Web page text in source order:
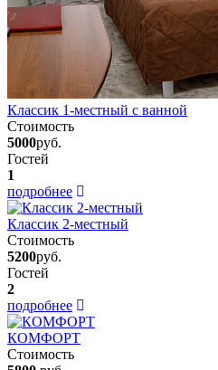
Классик 1-местный с ванной
Стоимость
5000руб.
Гостей
1
подробнее
Классик 2-местный
Стоимость
5200руб.
Гостей
2
подробнее
КОМФОРТ
Стоимость